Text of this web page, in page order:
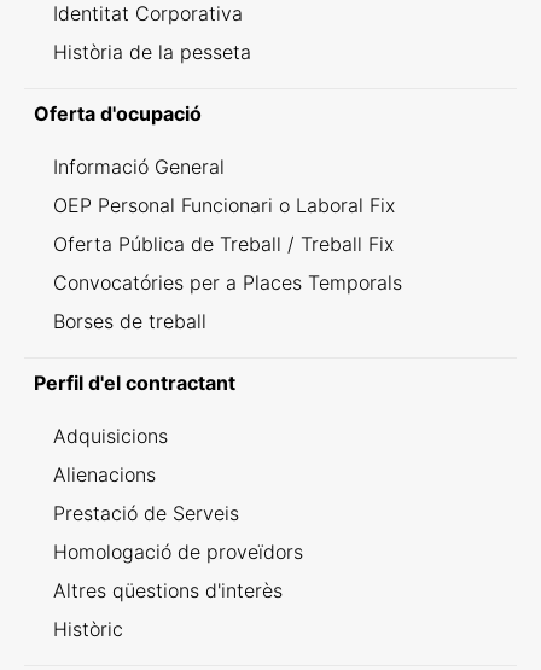
Identitat Corporativa
Història de la pesseta
Oferta d'ocupació
Informació General
OEP Personal Funcionari o Laboral Fix
Oferta Pública de Treball / Treball Fix
Convocatóries per a Places Temporals
Borses de treball
Perfil d'el contractant
Adquisicions
Alienacions
Prestació de Serveis
Homologació de proveïdors
Altres qüestions d'interès
Històric